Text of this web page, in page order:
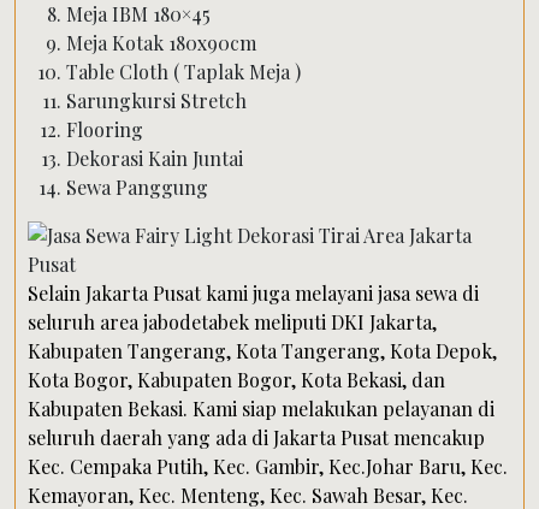
Meja IBM 180×45
Meja Kotak 180x90cm
Table Cloth ( Taplak Meja )
Sarungkursi Stretch
Flooring
Dekorasi Kain Juntai
Sewa Panggung
Selain Jakarta Pusat kami juga melayani jasa sewa di
seluruh area jabodetabek meliputi DKI Jakarta,
Kabupaten Tangerang, Kota Tangerang, Kota Depok,
Kota Bogor, Kabupaten Bogor, Kota Bekasi, dan
Kabupaten Bekasi. Kami siap melakukan pelayanan di
seluruh daerah yang ada di Jakarta Pusat mencakup
Kec. Cempaka Putih, Kec. Gambir, Kec.Johar Baru, Kec.
Kemayoran, Kec. Menteng, Kec. Sawah Besar, Kec.